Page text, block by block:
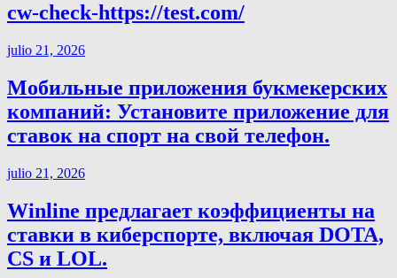
cw-check-https://test.com/
julio 21, 2026
Мобильные приложения букмекерских
компаний: Установите приложение для
ставок на спорт на свой телефон.
julio 21, 2026
Winline предлагает коэффициенты на
ставки в киберспорте, включая DOTA,
CS и LOL.